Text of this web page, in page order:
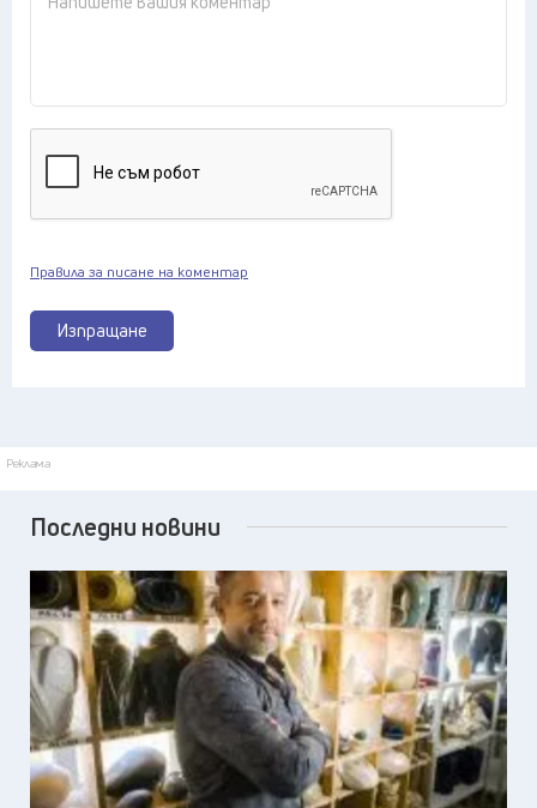
Изпращане
Правила за писане на коментар
Реклама
Последни новини